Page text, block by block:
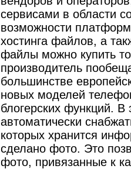
сервисами в области
возможности
хостинга файлов, а
файлы можно купить
производитель
большинстве
новых моделей
блогерских функций. В
автоматически
которых хранится
сделано фото. Это
фото, привязанные к